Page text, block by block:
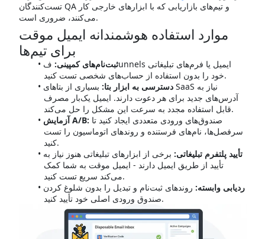
تست‌کنندگان QA و تیم‌های بازاریابی که با ابزارهای خارجی کار
می‌کنند، ضروری است.
موارد استفاده هوشمندانه ایمیل موقت
برای تیم‌ها
ثبت‌نام‌های کمپینی: فunnels ایمیل یا فرم‌های تبلیغاتی
خود را بدون استفاده از حساب‌های شخصی تست کنید.
دسترسی به ابزار بتا: بسیاری از بتاهای SaaS نیاز به
آدرس‌های جدید برای هر دعوت دارند. ایمیل یک‌بار مصرف
قابل استفاده مجدد به سرعت این مشکل را حل می‌کند.
آزمایش A/B:
سرفصل‌ها، نام‌های فرستنده و روندهای اتوماسیون را تست
کنید.
تأیید پلتفرم تبلیغاتی: برخی از ابزارهای تبلیغاتی هنوز نیاز به
تأیید از طریق ایمیل دارند - ایمیل موقت به شما کمک
می‌کند سریع تست کنید.
ردیابی وابسته: روندهای ثبت‌نام و تبدیل را بدون شلوغ کردن
صندوق ورودی اصلی خود تأیید کنید.